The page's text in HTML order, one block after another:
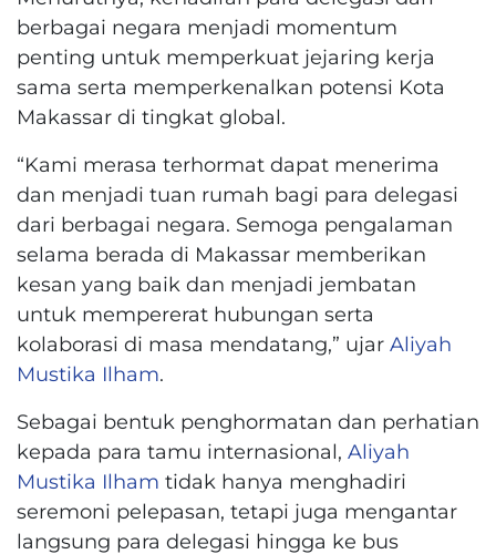
berbagai negara menjadi momentum
penting untuk memperkuat jejaring kerja
sama serta memperkenalkan potensi Kota
Makassar di tingkat global.
“Kami merasa terhormat dapat menerima
dan menjadi tuan rumah bagi para delegasi
dari berbagai negara. Semoga pengalaman
selama berada di Makassar memberikan
kesan yang baik dan menjadi jembatan
untuk mempererat hubungan serta
kolaborasi di masa mendatang,” ujar Aliyah
Mustika Ilham.
Sebagai bentuk penghormatan dan perhatian
kepada para tamu internasional, Aliyah
Mustika Ilham tidak hanya menghadiri
seremoni pelepasan, tetapi juga mengantar
langsung para delegasi hingga ke bus